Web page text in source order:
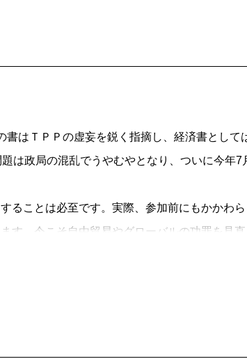
はＴＰＰの虚妄を鋭く指摘し、経済書として
は政局の混乱でうやむやとなり、ついに今年7
ることは必至です。実際、参加前にもかかわら
す。今こそ自由貿易やグローバルの功罪を見直